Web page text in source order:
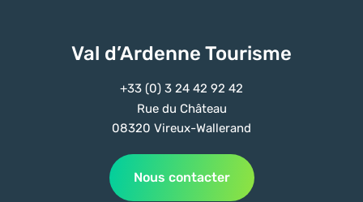
Val d’Ardenne Tourisme
+33 (0) 3 24 42 92 42
Rue du Château
08320 Vireux-Wallerand
Nous contacter